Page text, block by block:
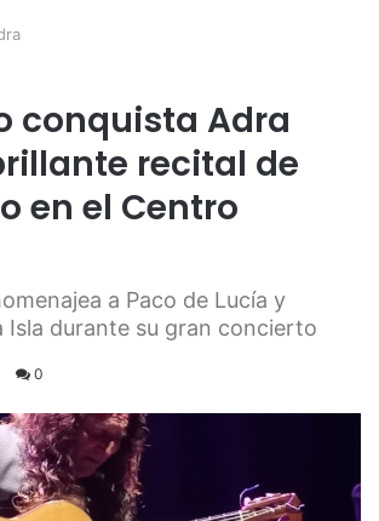
conquista Adra
recital de
en el Centro
a Paco de Lucía y
Isla durante su gran concierto
0